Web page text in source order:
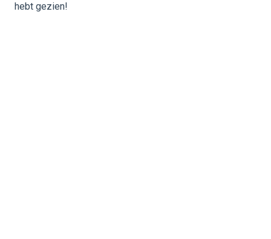
hebt gezien!